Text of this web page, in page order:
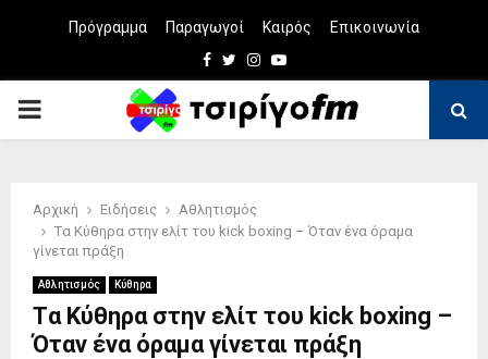
Πρόγραμμα Παραγωγοί Καιρός
Επικοινωνία
Facebook
TwitterInstagram
Youtube
PRIMARY
Αρχική Ειδήσεις
Αθλητισμός
Tα Κύθηρα στην ελίτ του kick boxing – Όταν ένα όραμα
γίνεται πράξη
Αθλητισμός Κύθηρα
Tα Κύθηρα στην ελίτ του kick boxing –
Όταν ένα όραμα γίνεται πράξη